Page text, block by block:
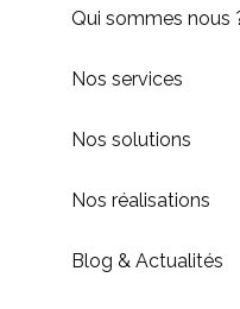
Qui sommes nous
Nos services
Nos solutions
Nos réalisations
Blog & Actualités